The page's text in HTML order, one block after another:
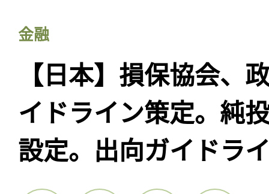
金融
【日本】損保協会、
イドライン策定。純
設定。出向ガイドラ